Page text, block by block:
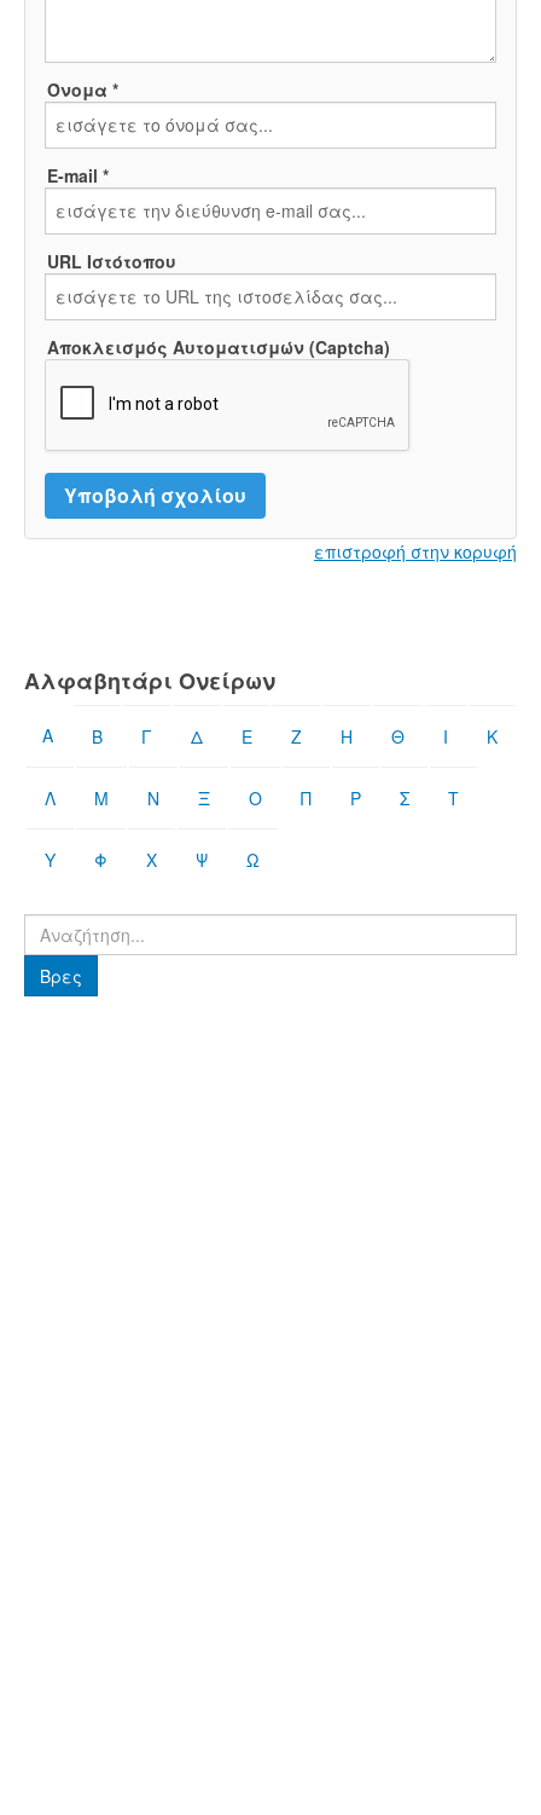
Όνομα *
E-mail *
URL Ιστότοπου
Αποκλεισμός Αυτοματισμών (Captcha)
επιστροφή στην κορυφή
Αλφαβητάρι Ονείρων
Α Β Γ Δ Ε Ζ Η Θ Ι Κ
Λ Μ Ν Ξ Ο Π Ρ Σ Τ
Υ Φ Χ Ψ Ω
Βρες
Βρες